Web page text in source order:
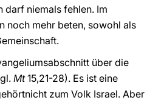
darf niemals fehlen. Im
noch mehr beten, sowohl als
über die
Mt15,21-28). Es ist eine
zum Volk Israel. Aber